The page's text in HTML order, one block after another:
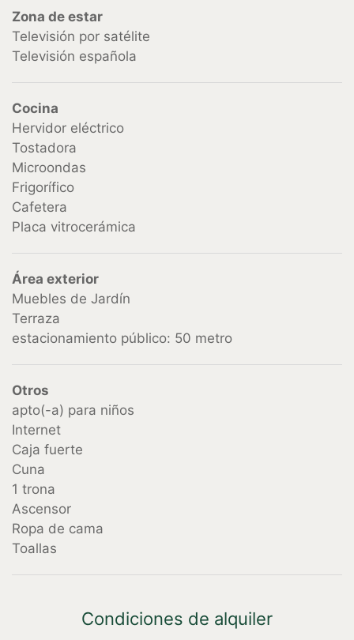
Zona de estar
Televisión por satélite
Televisión española
Cocina
Hervidor eléctrico
Tostadora
Microondas
Frigorífico
Cafetera
Placa vitrocerámica
Área exterior
Muebles de Jardín
Terraza
estacionamiento público: 50 metro
Otros
apto(-a) para niños
Internet
Caja fuerte
Cuna
1 trona
Ascensor
Ropa de cama
Toallas
Condiciones de alquiler